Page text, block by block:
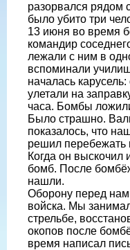
разорвался рядом
было убито три
13 июня во время
командир
лежали с ним в
вспоминали
началась
улетали на
часа. Бомбы
Было страшно.
показалось, что
решил перебежать
Когда он выскочил
бомб. После
нашли.
Оборону перед
войска. Мы
стрельбе,
окопов после
время написал